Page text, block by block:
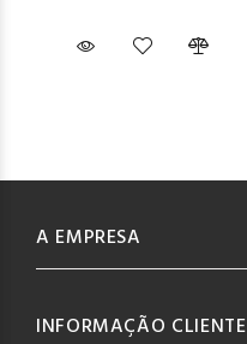
A EMPRESA
INFORMAÇÃO CLIENTE